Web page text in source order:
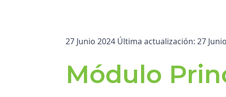
27 Junio 2024 Última actualización: 27
Módulo